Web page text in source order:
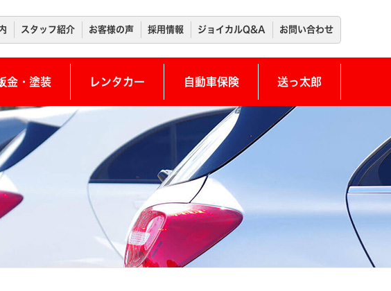
スタッフ紹介 お客様の声 採用情報 ジョイカルQ&A お問い合わせ
金・塗装 レンタカー 自動車保険 送っ太郎